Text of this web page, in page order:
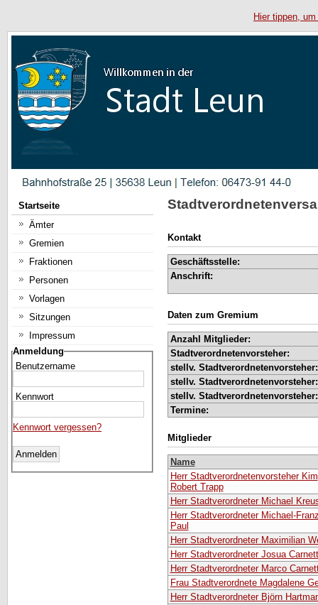
Hier tippen,
Startseite
Ämter
Gremien
Fraktionen
Personen
Vorlagen
Sitzungen
Impressum
Anmeldung
Benutzername
Kennwort
Kennwort vergessen?
Kontakt
Geschäftsstelle:
Anschrift:
Daten zum Gremium
Anzahl Mitglieder:
Stadtverordnetenvorsteher:
stellv. Stadtverordnetenvorsteher:
stellv. Stadtverordnetenvorsteher:
stellv. Stadtverordnetenvorsteher:
Termine:
Mitglieder
Name
Herr Stadtverordnetenvorsteher Kim
Robert Trapp
Herr Stadtverordneter Michael
Herr Stadtverordneter Michael-
Paul
Herr Stadtverordneter Maximilian
Herr Stadtverordneter Josua
Herr Stadtverordneter Marco
Frau Stadtverordnete Magdalene
Herr Stadtverordneter Björn